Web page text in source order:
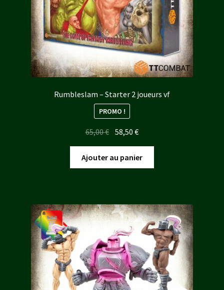
Rumbleslam – Starter 2 joueurs vf
PROMO !
65,00€ Le
initial
était :
58,50€Le
actuel
est :
Ajouter au panier